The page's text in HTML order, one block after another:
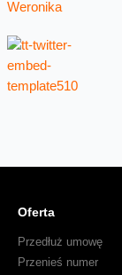
Oferta
Przedłuż umowę
Przenieś numer